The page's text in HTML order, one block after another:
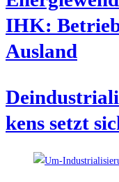
IHK:
Ausland
kens setzt